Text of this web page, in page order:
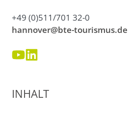
+49 (0)511/701 32-0
hannover@bte-tourismus.de
INHALT